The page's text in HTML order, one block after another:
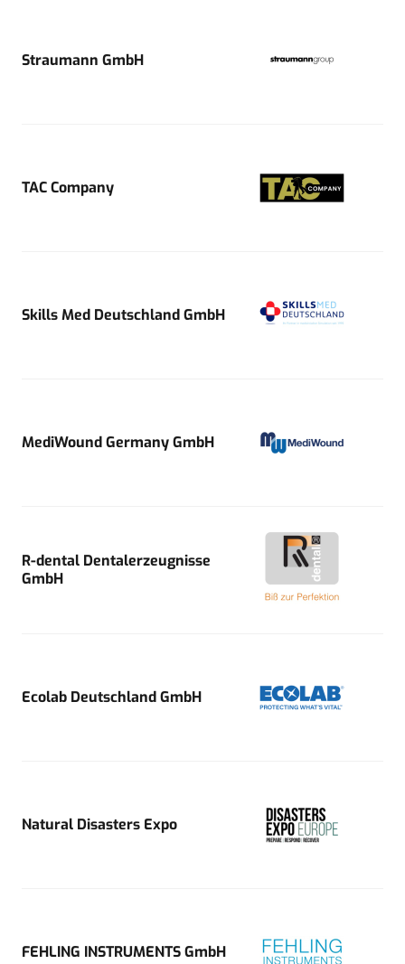
Straumann GmbH
TAC Company
Skills Med Deutschland GmbH
MediWound Germany GmbH
R-dental Dentalerzeugnisse
GmbH
Ecolab Deutschland GmbH
Natural Disasters Expo
FEHLING INSTRUMENTS GmbH